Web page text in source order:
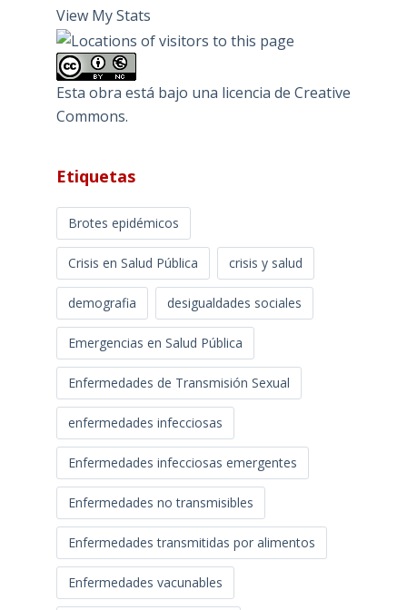
View My Stats
Esta obra está bajo una licencia de Creative
Commons.
Etiquetas
Brotes epidémicos
Crisis en Salud Pública crisis y salud
demografia desigualdades sociales
Emergencias en Salud Pública
Enfermedades de Transmisión Sexual
enfermedades infecciosas
Enfermedades infecciosas emergentes
Enfermedades no transmisibles
Enfermedades transmitidas por alimentos
Enfermedades vacunables